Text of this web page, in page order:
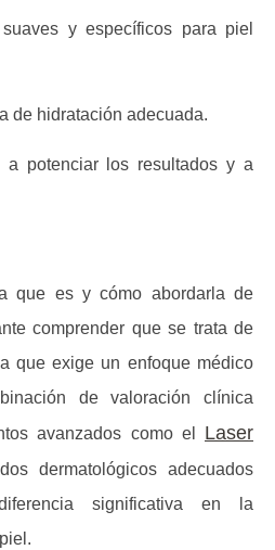
y específicos para piel
de hidratación adecuada.
a potenciar los resultados y a
que esy cómo abordarla de
comprender que se trata de
que exige un enfoque médico
de valoración clínica
avanzados como el Laser
dermatológicos adecuados
significativa en la